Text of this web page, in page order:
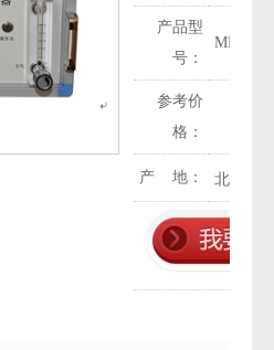
产品型
号：
MF-R2
参考价
格：
产 地： 北京